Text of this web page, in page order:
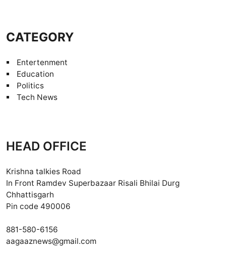
CATEGORY
Entertenment
Education
Politics
Tech News
HEAD OFFICE
Krishna talkies Road
In Front Ramdev Superbazaar Risali Bhilai Durg
Chhattisgarh
Pin code 490006
881-580-6156
aagaaznews@gmail.com